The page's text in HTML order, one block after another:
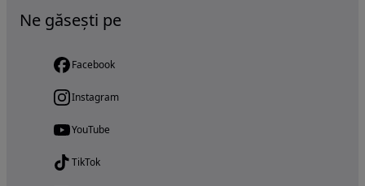
Ne găsești pe
Facebook
Instagram
YouTube
TikTok